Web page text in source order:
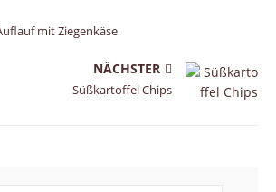
mit Ziegenkäse
NÄCHSTER
Süßkartoffel Chips